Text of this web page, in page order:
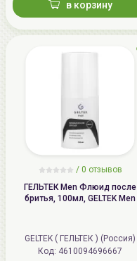
в корзину
/ 0 отзывов
ГЕЛЬТЕК Men Флюид после
бритья, 100мл, GELTEK Men
GELTEK ( ГЕЛЬТЕК ) (Россия)
Код: 4610094696667